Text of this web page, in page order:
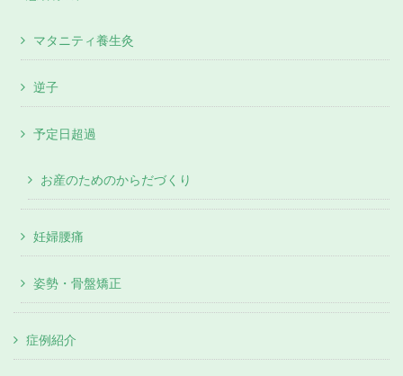
マタニティ養生灸
逆子
予定日超過
お産のためのからだづくり
妊婦腰痛
姿勢・骨盤矯正
症例紹介